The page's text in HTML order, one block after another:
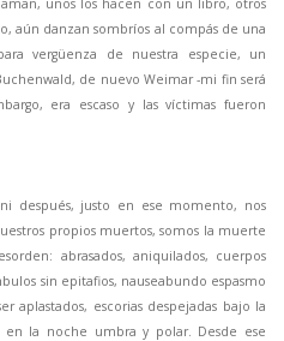
aún danzan sombríos al compás de una
vergüenza de nuestra especie, un
de nuevo Weimar -mi fin será
era escaso y las víctimas fueron
después, justo en ese momento, nos
propios muertos, somos la muerte
abrasados, aniquilados, cuerpos
sin epitafios, nauseabundo espasmo
aplastados, escorias despejadas bajo la
en la noche umbra y polar. Desde ese